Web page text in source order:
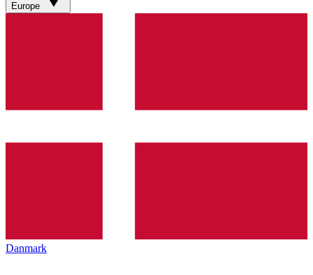
Europe
Danmark